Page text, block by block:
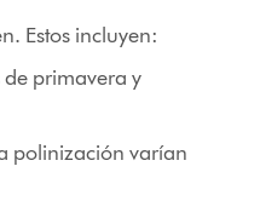
Estos incluyen:
primavera y
polinización varían